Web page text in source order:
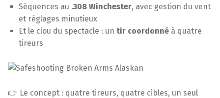
Séquences au .308 Winchester, avec gestion du vent
et réglages minutieux
Et le clou du spectacle : un tir coordonné à quatre
tireurs
👉 Le concept : quatre tireurs, quatre cibles, un seul